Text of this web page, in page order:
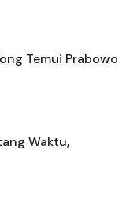
Temui Prabowo
Waktu,